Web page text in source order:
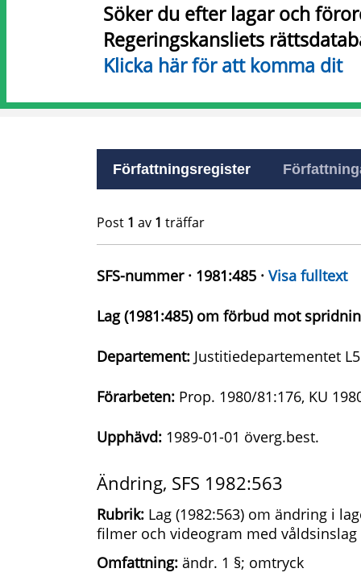
Söker du efter lagar och
Regeringskansliets
Klicka här för att komma dit
Författningsregister
Post 1 av 1 träffar
SFS-nummer · 1981:485 · Visa fulltext
Lag (1981:485) om förbud mot
Departement: Justitiedepartementet L5
Förarbeten: Prop. 1980/81:176, KU
Upphävd: 1989-01-01 överg.best.
Ändring, SFS 1982:563
Rubrik: Lag (1982:563) om ändring i
filmer och videogram med våldsinslag
Omfattning: ändr. 1 §; omtryck